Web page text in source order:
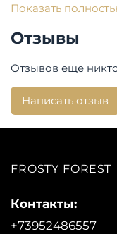
Показать
Отзывы
Отзывов еще
Написать отзыв
FROSTY FOREST
Контакты:
+73952486557